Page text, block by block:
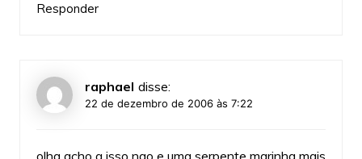
Responder
raphael disse:
22 de dezembro de 2006 às 7:22